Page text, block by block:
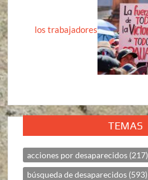
los trabajadores
TEMAS
acciones por desaparecidos (217)
búsqueda de desaparecidos (593)